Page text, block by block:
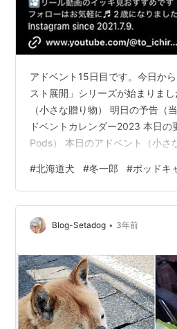
アドベント15日目です。今日か
スト展開」シリーズが始まりま
（小さな贈り物） 明日の予告（
ドベントカレンダー2023 本日の
Pods） 本日のアドベント（小さ
た。ぜひ①から④までCheck＆
さい。 stand.fm このあと、
こし記事も同時公開です。
ストの世界、・・・文字起こしを
#北海道犬 #冬一郎 #ポッドキ
Blog-Setadog • 3年前